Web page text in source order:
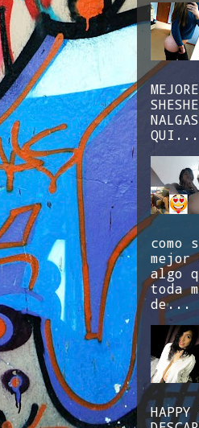
QUI...
como
algo
toda
de...